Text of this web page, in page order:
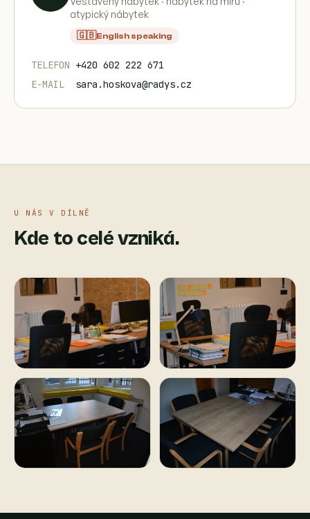
atypický nábytek
🇬🇧English speaking
TELEFON +420 602 222 671
E-MAIL
sara.hoskova@radys.cz
U NÁS V DÍLNĚ
Kde to celé vzniká.